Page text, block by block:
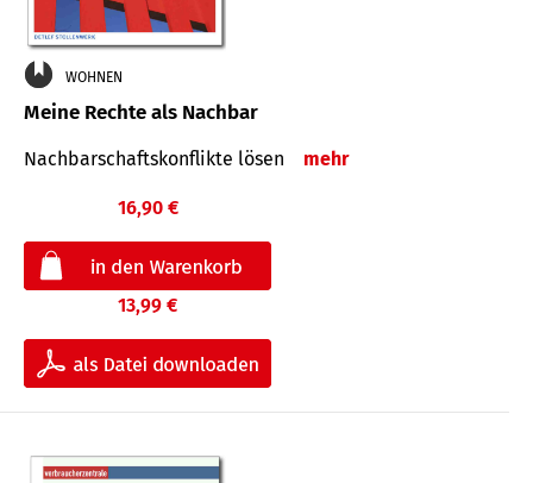
WOHNEN
Meine Rechte als Nachbar
Nach­bar­schafts­konflikte lösen mehr
16,90 €
13,99 €